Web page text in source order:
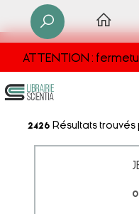
ATTENTION :
2426 Résultats trouvés